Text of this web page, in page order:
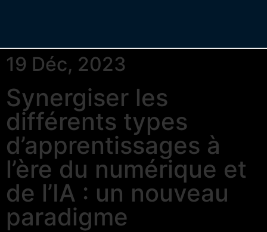
19 Déc, 2023
Synergiser les
différents types
d’apprentissages à
l’ère du numérique et
de l’IA : un nouveau
paradigme